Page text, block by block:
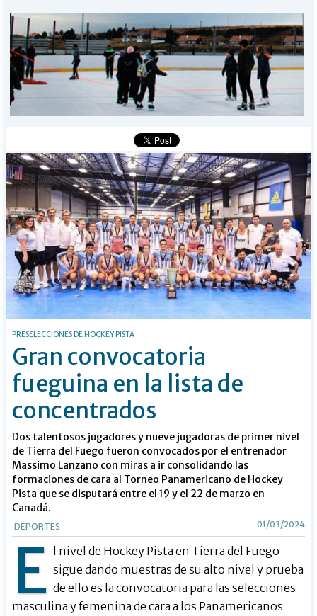
DEPORTES
POLICIALES
I-DIARIO
MÁS
BÚSQUEDA
PRESELECCIONES DE HOCKEY PISTA
Gran convocatoria
fueguina en la lista de
concentrados
Dos talentosos jugadores y nueve jugadoras de primer nivel
de Tierra del Fuego fueron convocados por el entrenador
Massimo Lanzano con miras a ir consolidando las
formaciones de cara al Torneo Panamericano de Hockey
Pista que se disputará entre el 19 y el 22 de marzo en
Canadá.
DEPORTES 01/03/2024
E l nivel de Hockey Pista en Tierra del Fuego
sigue dando muestras de su alto nivel y prueba
de ello es la convocatoria para las selecciones
masculina y femenina de cara a los Panamericanos